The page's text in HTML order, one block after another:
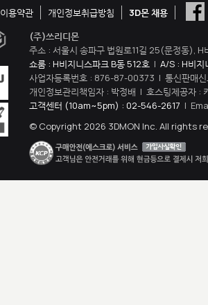
이용약관 개인정보취급방침
3D몬 채용
(주)쓰리디몬
주소 : 서울시 송파구 법원로11길 25(문정동),
쇼룸 : H비지니스파크 B동 512호 | A/S : H비지
사업자등록번호 : 876-87-00373 | 통신판매
개인정보관리책임자 : 박정배 | 호스팅제공자 :
고객센터 (10am~5pm) : 02-546-2617 |
© Copyright 2026 3DMON Inc. All rights